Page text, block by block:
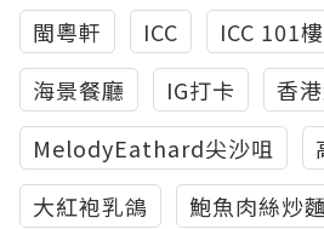
閩粵軒 ICC ICC 101樓
海景餐廳
IG打卡
香
MelodyEathard尖沙咀
大紅袍乳鴿
鮑魚肉絲炒麵